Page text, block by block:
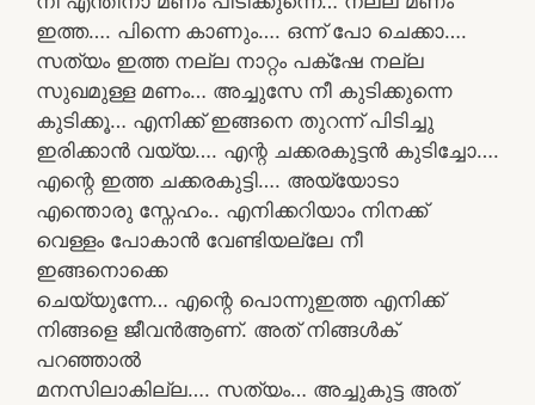
ഇത്ത…. പിന്നെ കാണും…. ഒന്ന് പോ ചെക്കാ….
സത്യം ഇത്ത നല്ല നാറ്റം പക്‌ഷേ നല്ല
സുഖമുള്ള മണം… അച്ചുസേ നീ കുടിക്കുന്നെ
കുടിക്കൂ… എനിക്ക് ഇങ്ങനെ തുറന്ന് പിടിച്ചു
ഇരിക്കാൻ വയ്യ…. എന്റ ചക്കരകുട്ടൻ കുടിച്ചോ….
എന്റെ ഇത്ത ചക്കരകുട്ടി…. അയ്യോടാ
എന്തൊരു സ്നേഹം.. എനിക്കറിയാം നിനക്ക്
വെള്ളം പോകാൻ വേണ്ടിയല്ലേ നീ
ഇങ്ങനൊക്കെ
ചെയ്യുന്നേ… എന്റെ പൊന്നുഇത്ത എനിക്ക്
നിങ്ങളെ ജീവൻആണ്. അത് നിങ്ങൾക്
പറഞ്ഞാൽ
മനസിലാകില്ല…. സത്യം… അച്ചുകുട്ട അത്